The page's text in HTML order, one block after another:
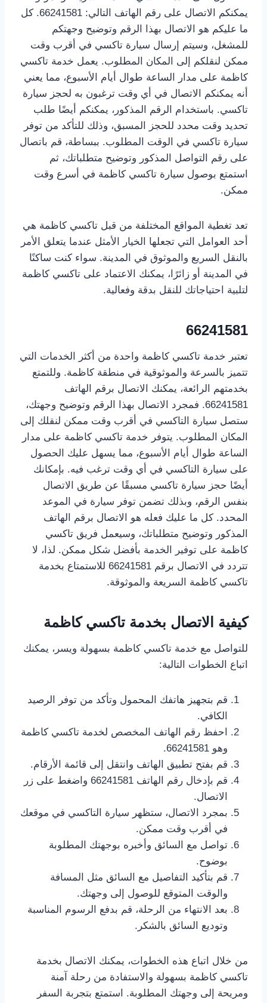
يمكنكم الاتصال على رقم الهاتف التالي: 66241581. كل
ما عليكم هو الاتصال بهذا الرقم وتوضيح وجهتكم
للمشغل، وسيتم إرسال سيارة تاكسي في أقرب وقت
ممكن لنقلكم إلى المكان المطلوب. يعمل خدمة تاكسي
كاظمة على مدار الساعة طوال أيام الأسبوع، مما يعني
أنه يمكنكم الاتصال في أي وقت ترغبون به لحجز سيارة
تاكسي. باستخدام الرقم المذكور، يمكنكم أيضًا طلب
تحديد وقت محدد للحجز المسبق، وذلك للتأكد من توفر
سيارة تاكسي في الوقت المطلوب. ببساطة، قم باتصال
على رقم التواصل المذكور وتوضيح متطلباتك، ثم
استمتع بوصول سيارة تاكسي كاظمة في أسرع وقت
ممكن.
تعد تغطية المواقع المختلفة من قبل تاكسي كاظمة هي
أحد العوامل التي تجعلها الخيار الأمثل عندما يتعلق الأمر
بالنقل السريع والموثوق في المدينة. سواء كنت ساكنًا
في المدينة أو زائرًا، يمكنك الاعتماد على تاكسي كاظمة
لتلبية احتياجاتك للنقل بدقة وفعالية.
66241581
تعتبر خدمة تاكسي كاظمة واحدة من أكثر الخدمات التي
تتميز بالسرعة والموثوقية في منطقة كاظمة. وللتمتع
بخدمتهم الرائعة، يمكنك الاتصال برقم الهاتف
66241581. فمجرد الاتصال بهذا الرقم وتوضيح وجهتك،
ستصل سيارة التاكسي في أقرب وقت ممكن لنقلك إلى
المكان المطلوب. يتوفر خدمة تاكسي كاظمة على مدار
الساعة طوال أيام الأسبوع، مما يسهل عليك الحصول
على سيارة التاكسي في أي وقت ترغب فيه. بإمكانك
أيضًا حجز سيارة تاكسي مسبقًا عن طريق الاتصال
بنفس الرقم، وبذلك تضمن توفر سيارة في الموعد
المحدد. كل ما عليك فعله هو الاتصال برقم الهاتف
المذكور وتوضيح متطلباتك، وسيعمل فريق تاكسي
كاظمة على توفير الخدمة بأفضل شكل ممكن. لذا، لا
تتردد في الاتصال برقم 66241581 للاستمتاع بخدمة
تاكسي كاظمة السريعة والموثوقة.
كيفية الاتصال بخدمة تاكسي كاظمة
للتواصل مع خدمة تاكسي كاظمة بسهولة ويسر، يمكنك
اتباع الخطوات التالية:
قم بتجهيز هاتفك المحمول وتأكد من توفر الرصيد
الكافي.
احفظ رقم الهاتف المخصص لخدمة تاكسي كاظمة
وهو 66241581.
قم بفتح تطبيق الهاتف وانتقل إلى قائمة الأرقام.
قم بإدخال رقم الهاتف 66241581 واضغط على زر
الاتصال.
بمجرد الاتصال، ستظهر سيارة التاكسي في موقعك
في أقرب وقت ممكن.
تواصل مع السائق وأخبره بوجهتك المطلوبة
بوضوح.
قم بتأكيد التفاصيل مع السائق مثل المسافة
والوقت المتوقع للوصول إلى وجهتك.
بعد الانتهاء من الرحلة، قم بدفع الرسوم المناسبة
وتوديع السائق بالشكر.
من خلال اتباع هذه الخطوات، يمكنك الاتصال بخدمة
تاكسي كاظمة بسهولة والاستفادة من رحلة آمنة
ومريحة إلى وجهتك المطلوبة. استمتع بتجربة السفر